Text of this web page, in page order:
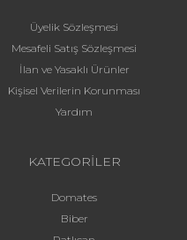
Üyelik Sözleşmesi
Mesafeli Satış Sözleşmesi
İlan ve Yasaklı Ürünler
Kişisel Verilerin Korunması
Yardım
KATEGORİLER
Domates
Biber